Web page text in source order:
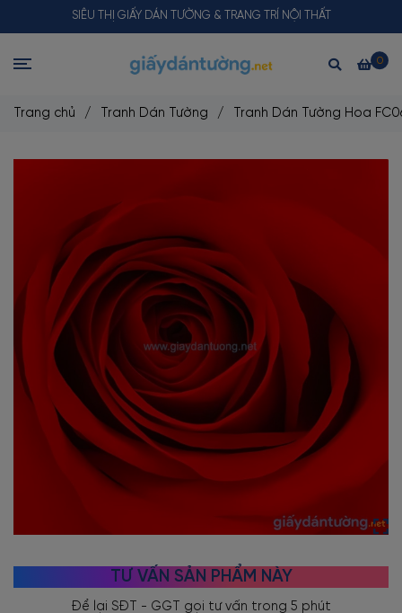
SIÊU THỊ GIẤY DÁN TƯỜNG & TRANG TRÍ NỘI THẤT
0
Trang chủ / Tranh Dán Tường / Tranh Dán Tường Hoa
TƯ VẤN SẢN PHẨM NÀY